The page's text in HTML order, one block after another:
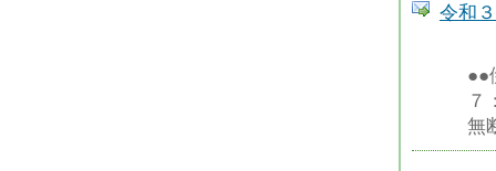
令和
●●
７
無